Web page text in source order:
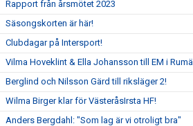
Rapport från årsmötet 2023
Säsongskorten är här!
Clubdagar på Intersport!
Vilma Hoveklint & Ella Johansson till EM i
Berglind och Nilsson Gärd till riksläger 2!
Wilma Birger klar för VästeråsIrsta HF!
Anders Bergdahl: "Som lag är vi otroligt bra"